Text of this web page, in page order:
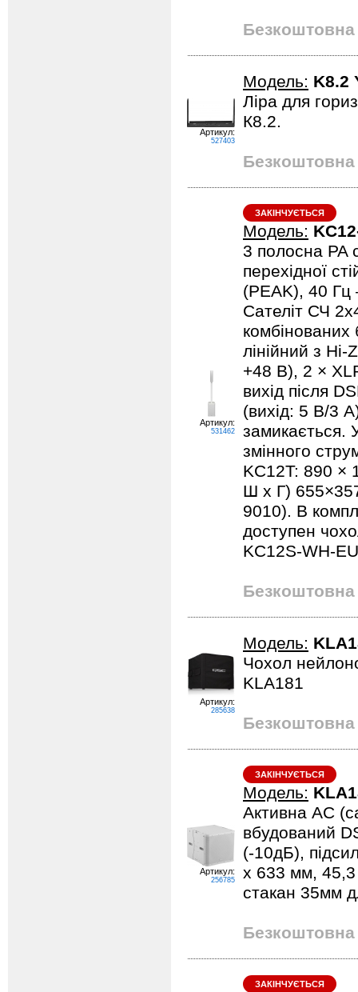
Безкоштовна
Артикул:
527403
Модель: K8.2
Ліра для
К8.2.
Безкоштовна
Артикул:
531462
ЗАКІНЧУЄТЬСЯ
Модель:
3 полосна PA
перехідної
(PEAK), 40 Гц
Сателіт СЧ
лінійний з Hi-
+48 В), 2 ×
вихід після
(вихід: 5 В/3
замикається.
змінного
KC12T: 890 ×
Ш x Г)
9010). В
доступен
KC12S-WH-
Безкоштовна
Артикул:
285638
Модель:
Чохол
KLA181
Безкоштовна
Артикул:
256785
ЗАКІНЧУЄТЬСЯ
Модель:
Активна АС
вбудований
(-10дБ),
x 633 мм, 45,3
стакан 35мм
Безкоштовна
ЗАКІНЧУЄТЬСЯ